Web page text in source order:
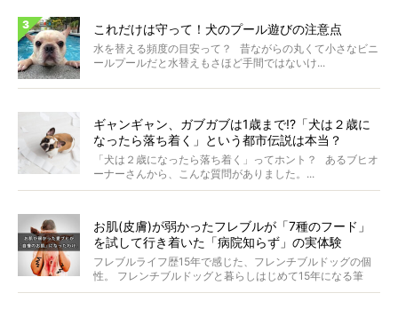
これだけは守って！犬のプール遊びの注意点
水を替える頻度の目安って？ 昔ながらの丸くて小さなビニ
ールプールだと水替えもさほど手間ではないけ...
ギャンギャン、ガブガブは1歳まで!?「犬は２歳に
なったら落ち着く」という都市伝説は本当？
「犬は２歳になったら落ち着く」ってホント？ あるブヒオ
ーナーさんから、こんな質問がありました。...
お肌(皮膚)が弱かったフレブルが「7種のフード」
を試して行き着いた「病院知らず」の実体験
フレブルライフ歴15年で感じた、フレンチブルドッグの個
性。 フレンチブルドッグと暮らしはじめて15年になる筆
者...